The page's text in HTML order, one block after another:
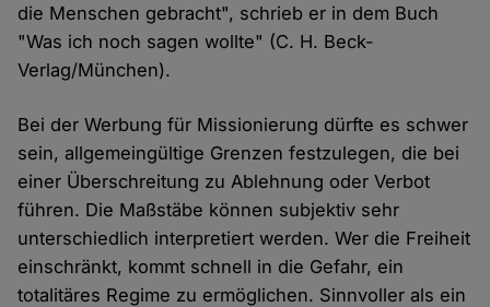
die Menschen gebracht", schrieb er in dem Buch
"Was ich noch sagen wollte" (C. H. Beck-
Verlag/München).
Bei der Werbung für Missionierung dürfte es schwer
sein, allgemeingültige Grenzen festzulegen, die bei
einer Überschreitung zu Ablehnung oder Verbot
führen. Die Maßstäbe können subjektiv sehr
unterschiedlich interpretiert werden. Wer die Freiheit
einschränkt, kommt schnell in die Gefahr, ein
totalitäres Regime zu ermöglichen. Sinnvoller als ein